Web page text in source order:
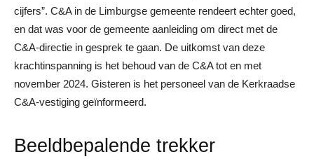
cijfers”. C&A in de Limburgse gemeente rendeert echter goed,
en dat was voor de gemeente aanleiding om direct met de
C&A-directie in gesprek te gaan. De uitkomst van deze
krachtinspanning is het behoud van de C&A tot en met
november 2024. Gisteren is het personeel van de Kerkraadse
C&A-vestiging geïnformeerd.
Beeldbepalende trekker